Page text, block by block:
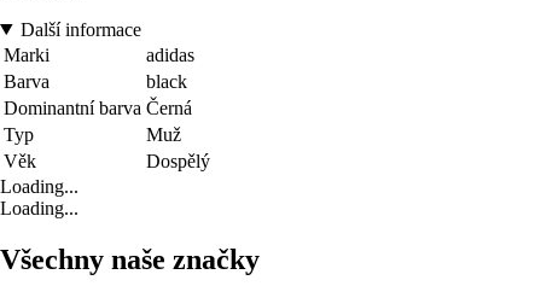
Další informace
Marki
adidas
Barva
black
Dominantní barva Černá
Typ
Muž
Věk
Dospělý
Loading...
Loading...
Všechny naše značky